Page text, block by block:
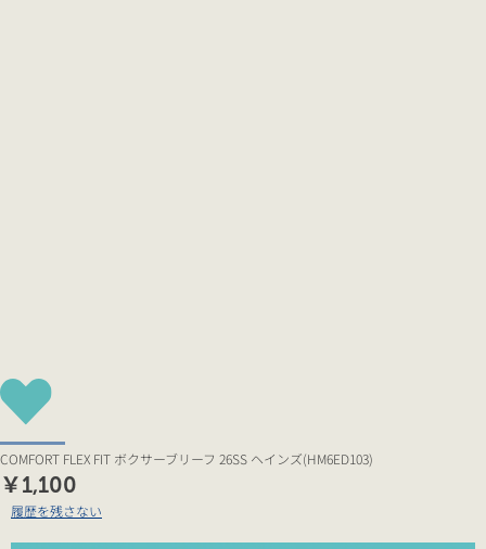
COMFORT FLEX FIT ボクサーブリーフ 26SS ヘインズ(HM6ED103)
￥1,100
履歴を残さない